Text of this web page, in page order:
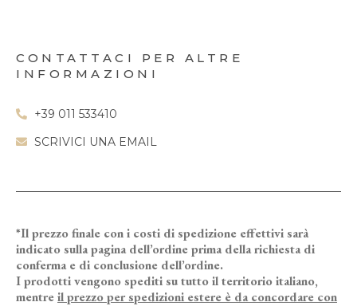
CONTATTACI PER ALTRE
INFORMAZIONI
+39 011 533410
SCRIVICI UNA EMAIL
*Il prezzo finale con i costi di spedizione effettivi sarà
indicato sulla pagina dell’ordine prima della richiesta di
conferma e di conclusione dell’ordine.
I prodotti vengono spediti su tutto il territorio italiano,
mentre il prezzo per spedizioni estere è da concordare con